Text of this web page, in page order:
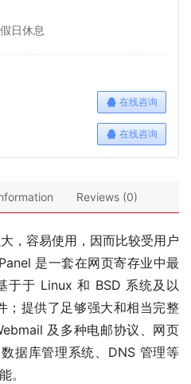
日休息
在线咨询
在线咨询
Reviews (0)
，容易使用，因而比较受用户
是一套在网页寄存业中最
于于 Linux 和 BSD 系统及以
；提供了足够强大和相当完整
及多种电邮协议、网页
据库管理系统、DNS 管理等
。